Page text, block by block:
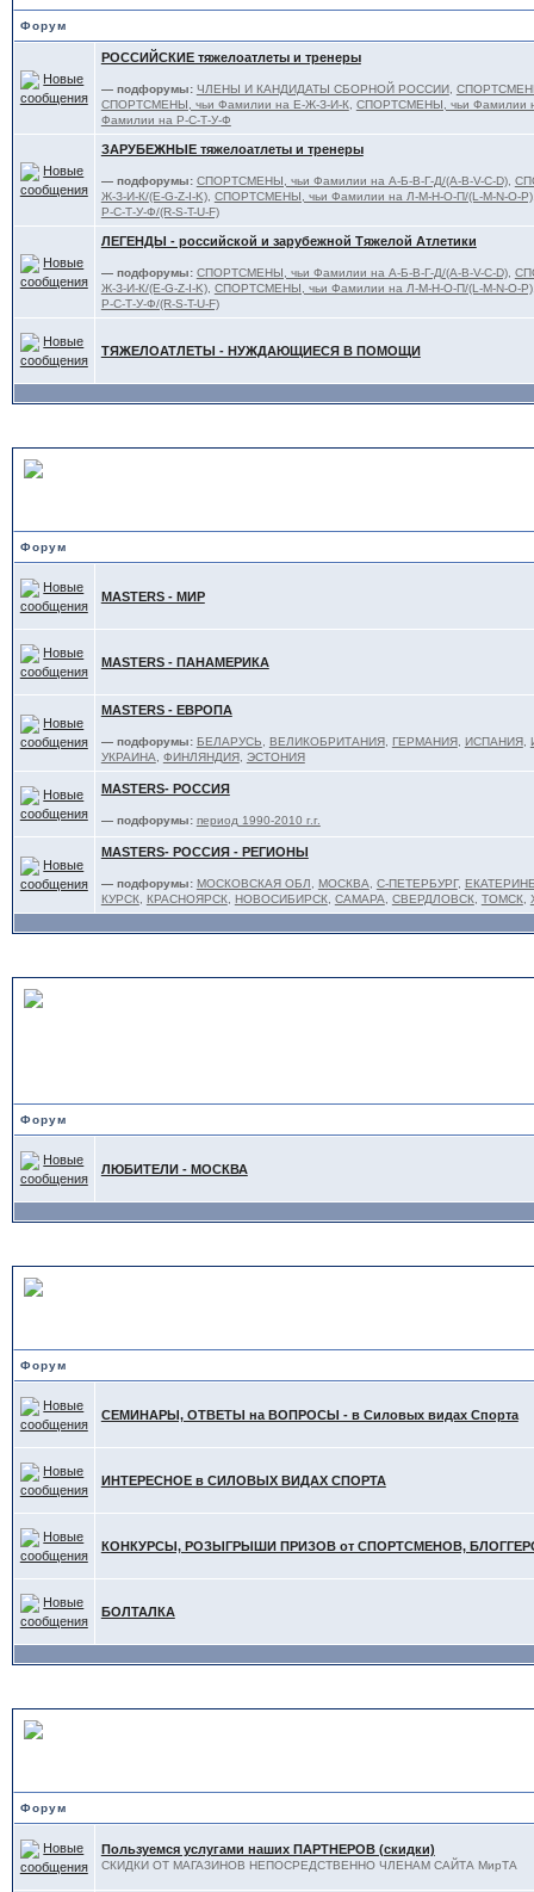
Форум
РОССИЙСКИЕ тяжелоатлеты и тренеры
— подфорумы: ЧЛЕНЫ И КАНДИДАТЫ СБОРНОЙ РОССИИ,
СПОРТСМЕНЫ, чьи Фамилии на Е-Ж-З-И-К, СПОРТСМЕНЫ, чьи Фамилии
Фамилии на Р-С-Т-У-Ф
ЗАРУБЕЖНЫЕ тяжелоатлеты и тренеры
— подфорумы: СПОРТСМЕНЫ, чьи Фамилии на А-Б-В-Г-Д/(A-B-V-C-D),
Ж-З-И-К/(E-G-Z-I-K), СПОРТСМЕНЫ, чьи Фамилии на Л-М-Н-О-П/(L-M-N-O-P)
Р-С-Т-У-Ф/(R-S-T-U-F)
ЛЕГЕНДЫ - российской и зарубежной Тяжелой Атлетики
— подфорумы: СПОРТСМЕНЫ, чьи Фамилии на А-Б-В-Г-Д/(A-B-V-C-D),
Ж-З-И-К/(E-G-Z-I-K), СПОРТСМЕНЫ, чьи Фамилии на Л-М-Н-О-П/(L-M-N-O-P)
Р-С-Т-У-Ф/(R-S-T-U-F)
ТЯЖЕЛОАТЛЕТЫ - НУЖДАЮЩИЕСЯ В ПОМОЩИ
Форум
MASTERS - МИР
MASTERS - ПАНАМЕРИКА
MASTERS - ЕВРОПА
— подфорумы: БЕЛАРУСЬ ВЕЛИКОБРИТАНИЯ, ГЕРМАНИЯ, ИСПАНИЯ,
УКРАИНА
ФИНЛЯНДИЯ, ЭСТОНИЯ
MASTERS- РОССИЯ
— подфорумы: период 1990-2010 г.г.
MASTERS- РОССИЯ - РЕГИОНЫ
— подфорумы: МОСКОВСКАЯ ОБЛ МОСКВА С-ПЕТЕРБУРГ,
КУРСК, КРАСНОЯРСК, НОВОСИБИРСК, САМАРА СВЕРДЛОВСК, ТОМСК,
Форум
ЛЮБИТЕЛИ - МОСКВА
Форум
СЕМИНАРЫ, ОТВЕТЫ на ВОПРОСЫ - в Силовых видах Спорта
ИНТЕРЕСНОЕ в СИЛОВЫХ ВИДАХ СПОРТА
КОНКУРСЫ, РОЗЫГРЫШИ ПРИЗОВ от СПОРТСМЕНОВ,
БОЛТАЛКА
Форум
Пользуемся услугами наших ПАРТНЕРОВ (скидки)
СКИДКИ ОТ МАГАЗИНОВ НЕПОСРЕДСТВЕННО ЧЛЕНАМ САЙТА МирТА